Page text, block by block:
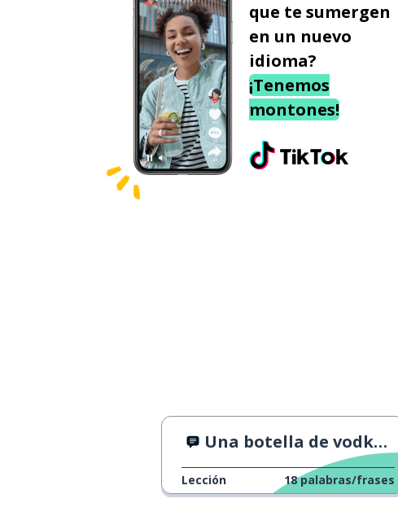
que te sumergen
en un nuevo
idioma?
¡Tenemos
montones!
Una botella de vodka y más
Lección 18 palabras/frases